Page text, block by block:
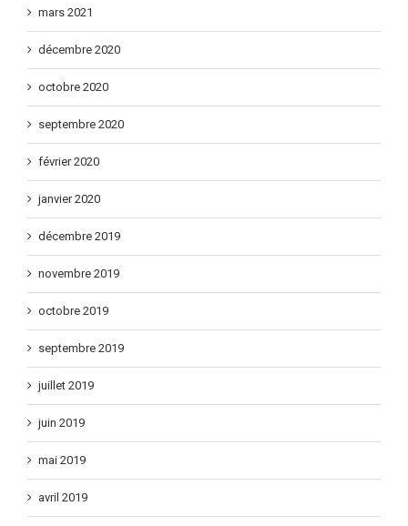
mars 2021
décembre 2020
octobre 2020
septembre 2020
février 2020
janvier 2020
décembre 2019
novembre 2019
octobre 2019
septembre 2019
juillet 2019
juin 2019
mai 2019
avril 2019